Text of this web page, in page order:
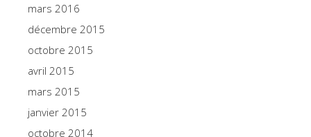
mars 2016
décembre 2015
octobre 2015
avril 2015
mars 2015
janvier 2015
octobre 2014